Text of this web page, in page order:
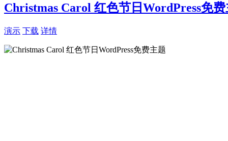
Christmas Carol 红色节日WordPress免
演示 下载 详情